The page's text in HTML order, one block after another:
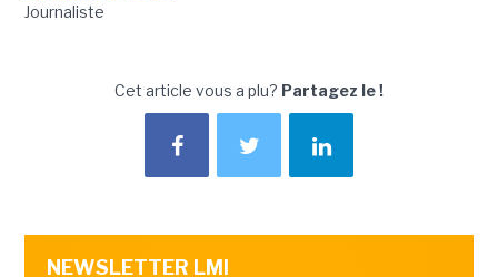
Journaliste
Cet article vous a plu? Partagez le !
NEWSLETTER LMI